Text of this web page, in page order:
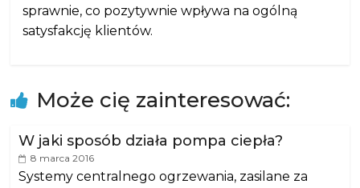
sprawnie, co pozytywnie wpływa na ogólną
satysfakcję klientów.
Może cię zainteresować:
W jaki sposób działa pompa ciepła?
8 marca 2016
Systemy centralnego ogrzewania, zasilane za